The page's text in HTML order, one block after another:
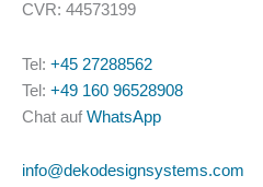
CVR: 44573199
Tel: +45 27288562
Tel: +49 160 96528908
Chat auf WhatsApp
info@dekodesignsystems.com